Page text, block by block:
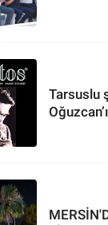
Tarsuslu